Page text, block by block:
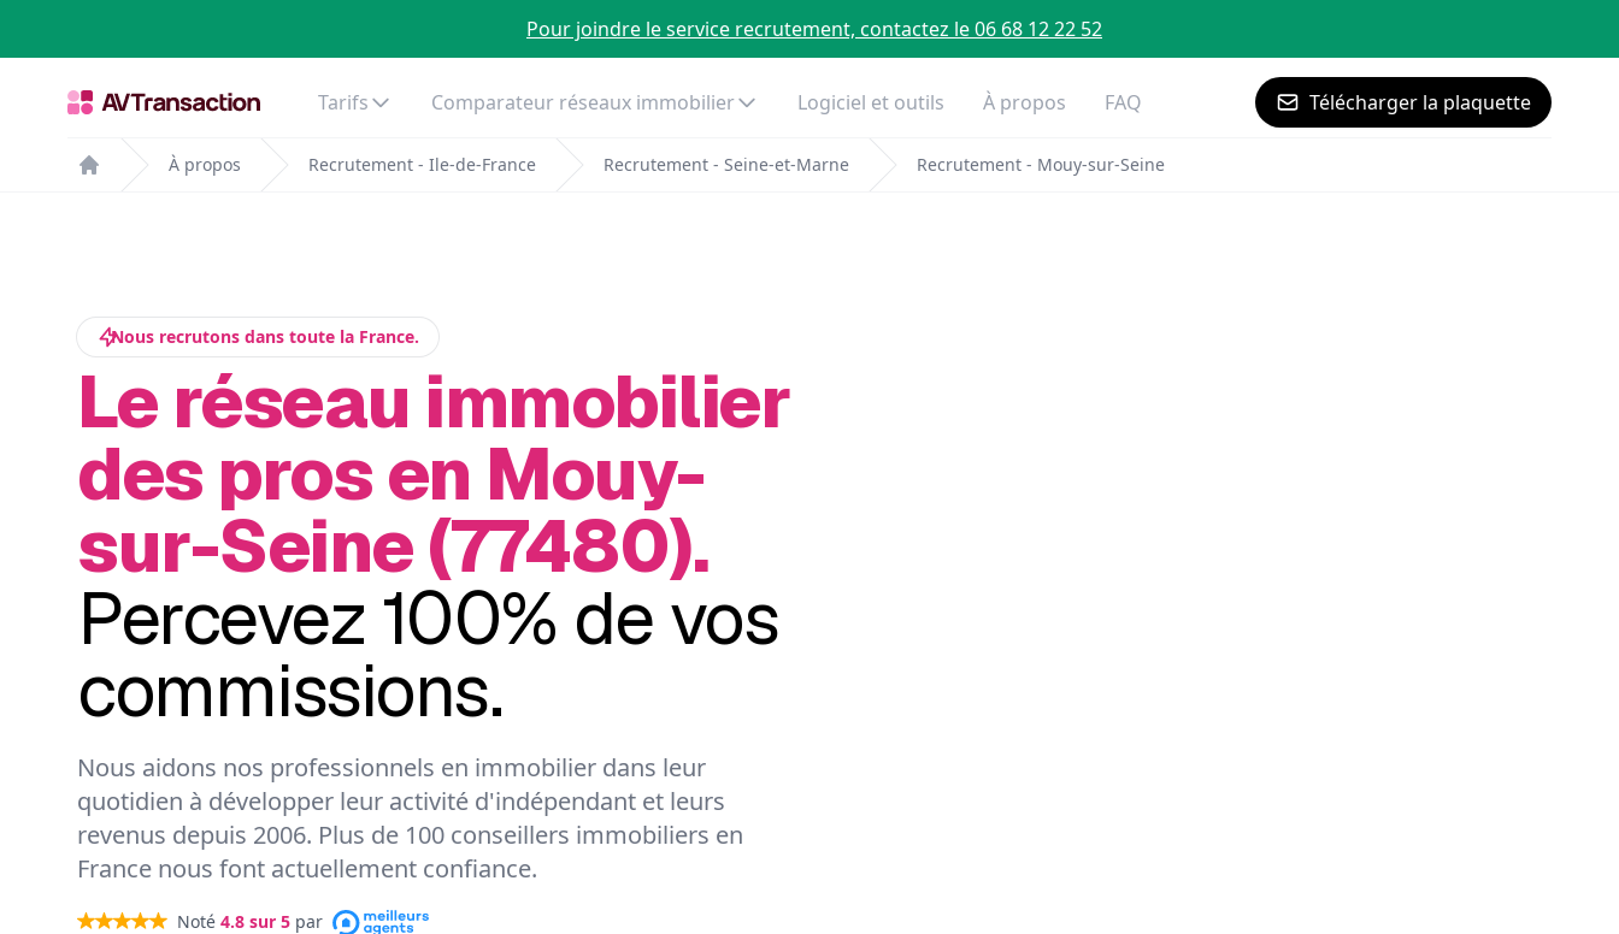
Pour joindre le service recrutement, contactez le 06 68 12 22 52
Tarifs Comparateur réseaux immobilier Logiciel et outils À propos FAQ Télécharger la plaquette
Home
À propos Recrutement - Ile-de-France Recrutement - Seine-et-Marne Recrutement - Mouy-sur-Seine
Nous recrutons dans toute la France.
Le réseau immobilier
des pros en Mouy-
sur-Seine (77480).
Percevez 100% de vos
commissions.
Nous aidons nos professionnels en immobilier dans leur
quotidien à développer leur activité d'indépendant et leurs
revenus depuis 2006. Plus de 100 conseillers immobiliers en
France nous font actuellement confiance.
Noté 4.8 sur 5 par